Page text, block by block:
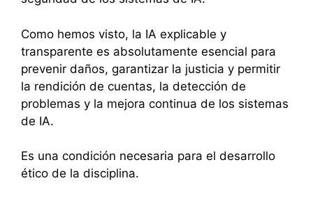
Como hemos visto, la IA explicable y
transparente es absolutamente esencial para
prevenir daños, garantizar la justicia y permitir
la rendición de cuentas, la detección de
problemas y la mejora continua de los sistemas
de IA.
Es una condición necesaria para el desarrollo
ético de la disciplina.